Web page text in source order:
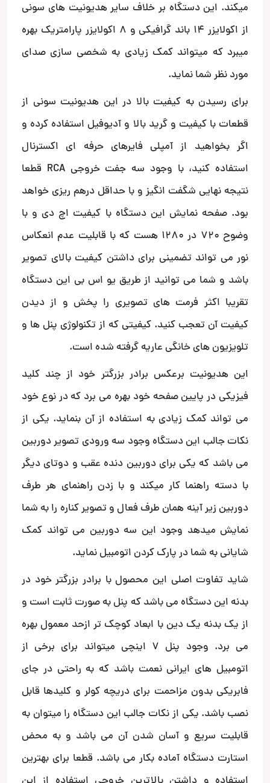
میکند. این دستگاه بر خلاف سایر هدیونیت های سونی
از اکولایزر 14 باند گرافیکی و 8 اکولایزر پارامتریک بهره
میبرد که میتواند کمک زیادی به شخصی سازی صدای
مورد نظر شما نماید.
برای رسیدن به کیفیت بالا در این هدیونیت سونی از
قطعات با کیفیت و گرید بالا و آدیوفیل استفاده کرده و
اگر بخواهید از آمپلی فایرهای حرفه ای اکسترنال
استفاده کنید، با وجود سه جفت خروجی RCA قطعا
نتیجه نهایی شگفت انگیز و با حداقل درهم ریزی خواهد
بود. صفحه نمایش این دستگاه با کیفیت اچ دی و با
وضوح 720 در 1280 هست که با قابلیت عدم انعکاس
نور می تواند تضمینی برای داشتن کیفیت بالای تصویر
باشد و شما می توانید از طریق یو اس بی این دستگاه
تقریبا اکثر فرمت های تصویری را پخش و از دیدن
کیفیت آن تعجب کنید. کیفیتی که از تکنولوژی پنل ها و
تلویزیون های خانگی عاریه گرفته شده است.
این هدیونیت برعکس برادر ‌‌بزرگتر خود از چند کلید
فیزیکی در پایین صفحه خود بهره می برد که در نوع خود
می تواند کمک زیادی به استفاده از آن بنماید. یکی از
نکات جالب این دستگاه وجود سه ورودی تصویر دوربین
می باشد که یکی برای دوربین دنده عقب و دوتای دیگر
با دسته راهنما کار میکند و با زدن راهنمای هر طرف
دوربین زیر آینه همان طرف فعال و تصویر کناره را به شما
نمایش میدهد وجود این سه دوربین می تواند کمک
شایانی به شما در پارک کردن اتومبیل نماید.
شاید تفاوت اصلی این محصول با برادر بزرگتر خود در
بدنه این دستگاه می باشد که پنل به صورت ثابت است و
از یک بدنه یک دین با ابعاد کوچک تر ازحد معمول بهره
می برد. وجود پنل 7 اینچی میتواند برای برخی از
اتومبیل های ایرانی نعمت باشد که به راحتی در جای
فابریکی بدون مزاحمت برای دریچه کولر و کلیدها قابل
نصب باشد. یکی از نکات جالب این دستگاه را میتوان به
قابلیت سریع و آسان شدن آن می باشد و به محض
استارت دستگاه آماده بکار می باشد. ‌قطعا برای بهترین